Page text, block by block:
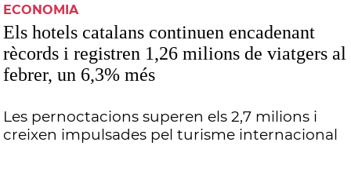
ECONOMIA
Els hotels catalans continuen encadenant
rècords i registren 1,26 milions de viatgers al
febrer, un 6,3% més
Les pernoctacions superen els 2,7 milions i
creixen impulsades pel turisme internacional